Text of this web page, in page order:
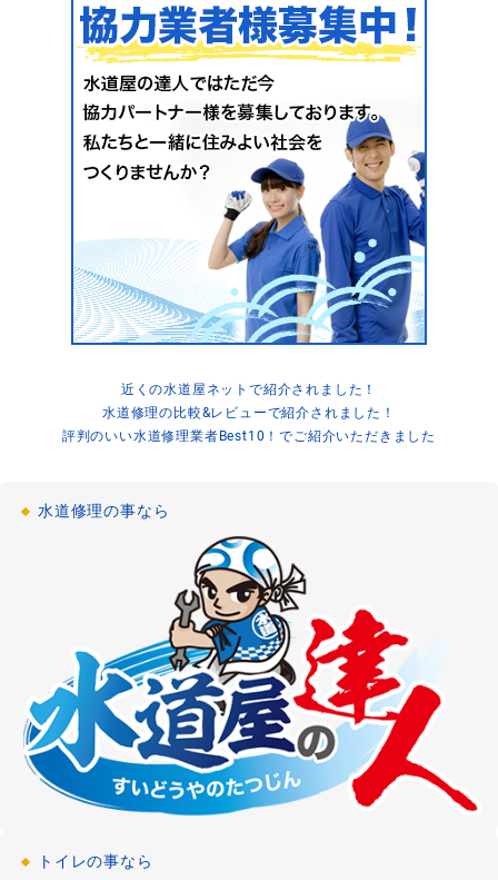
[埼玉県川越市的場北]
2021-03-09
浴室水漏れ
混合水栓の温度調整が動かない
[茨城県取手市椚木]
2021-03-07
お風呂の水が流れない
[神奈川県川崎市川崎区]
2021-03-05
浴室詰まり
お風呂のシャワーホースの水漏れ修理
「千葉県船橋市」
浴室水漏れ
お風呂の蛇口の水漏れ修理
[大阪府大阪市浪速区]
お風呂の排水詰まり修理
[東京都武蔵野市]
2021-02-12
浴室・お風呂のリフォーム
[神奈川県大和市]
2021-02-12
給湯器修理
浴室・お風呂の給湯器修理・交換
[埼玉県越谷市]
近くの水道屋ネットで紹介されました！
水道修理の比較&レビューで紹介されました！
評判のいい水道修理業者Best10！でご紹介いただきました
水道修理の事なら
トイレの事なら